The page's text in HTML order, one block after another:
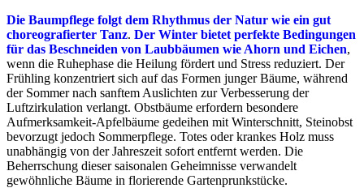
Die Baumpflege folgt dem Rhythmus der Natur wie ein gut
choreografierter Tanz. Der Winter bietet perfekte Bedingungen
für das Beschneiden von Laubbäumen wie Ahorn und Eichen,
wenn die Ruhephase die Heilung fördert und Stress reduziert. Der
Frühling konzentriert sich auf das Formen junger Bäume, während
der Sommer nach sanftem Auslichten zur Verbesserung der
Luftzirkulation verlangt. Obstbäume erfordern besondere
Aufmerksamkeit-Apfelbäume gedeihen mit Winterschnitt, Steinobst
bevorzugt jedoch Sommerpflege. Totes oder krankes Holz muss
unabhängig von der Jahreszeit sofort entfernt werden. Die
Beherrschung dieser saisonalen Geheimnisse verwandelt
gewöhnliche Bäume in florierende Gartenprunkstücke.